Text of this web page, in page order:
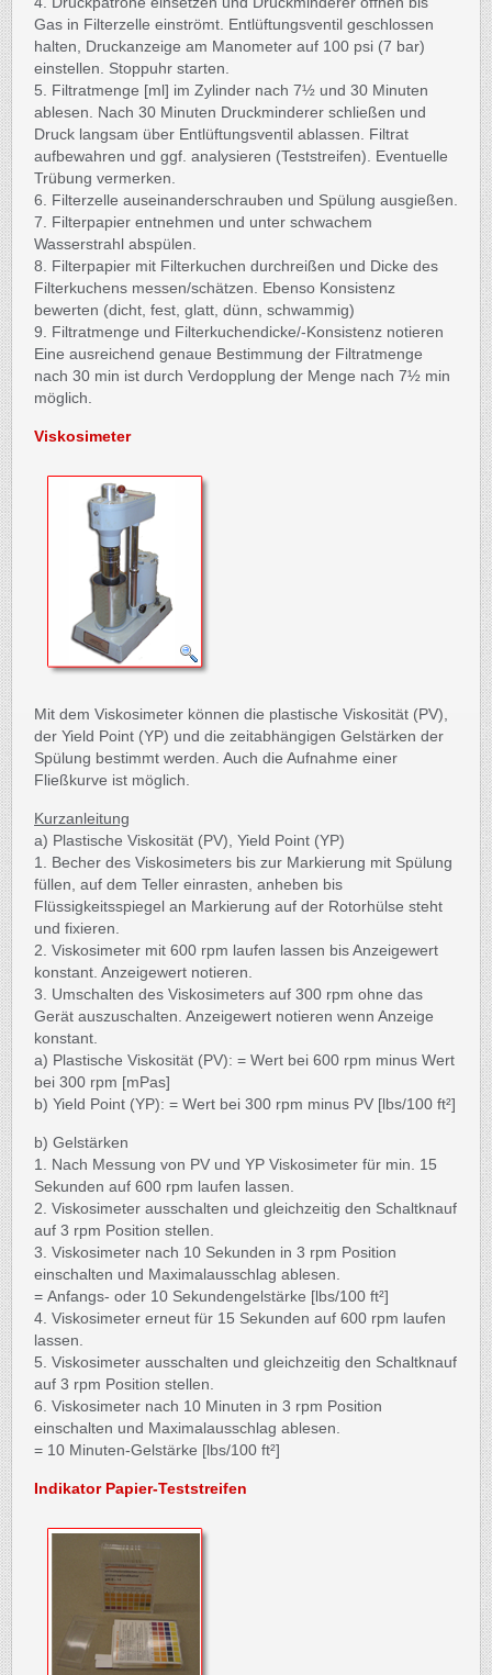
Gas in Filterzelle einströmt. Entlüftungsventil geschlossen
halten, Druckanzeige am Manometer auf 100 psi (7 bar)
einstellen. Stoppuhr starten.
5. Filtratmenge [ml] im Zylinder nach 7½ und 30 Minuten
ablesen. Nach 30 Minuten Druckminderer schließen und
Druck langsam über Entlüftungsventil ablassen. Filtrat
aufbewahren und ggf. analysieren (Teststreifen). Eventuelle
Trübung vermerken.
6. Filterzelle auseinanderschrauben und Spülung ausgießen.
7. Filterpapier entnehmen und unter schwachem
Wasserstrahl abspülen.
8. Filterpapier mit Filterkuchen durchreißen und Dicke des
Filterkuchens messen/schätzen. Ebenso Konsistenz
bewerten (dicht, fest, glatt, dünn, schwammig)
9. Filtratmenge und Filterkuchendicke/-Konsistenz notieren
Eine ausreichend genaue Bestimmung der Filtratmenge
nach 30 min ist durch Verdopplung der Menge nach 7½ min
möglich.
Viskosimeter
Mit dem Viskosimeter können die plastische Viskosität (PV),
der Yield Point (YP) und die zeitabhängigen Gelstärken der
Spülung bestimmt werden. Auch die Aufnahme einer
Fließkurve ist möglich.
Kurzanleitung
a) Plastische Viskosität (PV), Yield Point (YP)
1. Becher des Viskosimeters bis zur Markierung mit Spülung
füllen, auf dem Teller einrasten, anheben bis
Flüssigkeitsspiegel an Markierung auf der Rotorhülse steht
und fixieren.
2. Viskosimeter mit 600 rpm laufen lassen bis Anzeigewert
konstant. Anzeigewert notieren.
3. Umschalten des Viskosimeters auf 300 rpm ohne das
Gerät auszuschalten. Anzeigewert notieren wenn Anzeige
konstant.
a) Plastische Viskosität (PV): = Wert bei 600 rpm minus Wert
bei 300 rpm [mPas]
b) Yield Point (YP): = Wert bei 300 rpm minus PV [lbs/100 ft²]
b) Gelstärken
1. Nach Messung von PV und YP Viskosimeter für min. 15
Sekunden auf 600 rpm laufen lassen.
2. Viskosimeter ausschalten und gleichzeitig den Schaltknauf
auf 3 rpm Position stellen.
3. Viskosimeter nach 10 Sekunden in 3 rpm Position
einschalten und Maximalausschlag ablesen.
= Anfangs- oder 10 Sekundengelstärke [lbs/100 ft²]
4. Viskosimeter erneut für 15 Sekunden auf 600 rpm laufen
lassen.
5. Viskosimeter ausschalten und gleichzeitig den Schaltknauf
auf 3 rpm Position stellen.
6. Viskosimeter nach 10 Minuten in 3 rpm Position
einschalten und Maximalausschlag ablesen.
= 10 Minuten-Gelstärke [lbs/100 ft²]
Indikator Papier-Teststreifen